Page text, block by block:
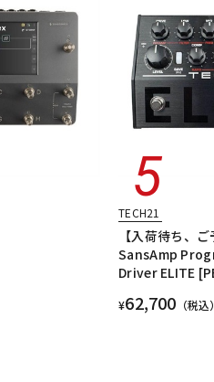
TECH21
【入荷待ち、ご
SansAmp
Driver ELITE
¥62,700 （税込）